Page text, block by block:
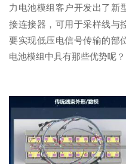
力电池模组客户开发出了新
接连接器，可用于采样线与
要实现低压电信号传输的部
电池模组中具有那些优势呢？